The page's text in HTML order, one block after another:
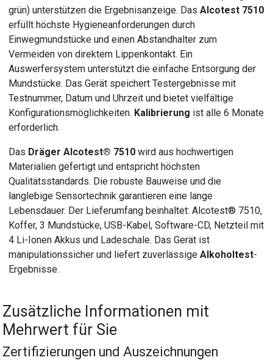
grün) unterstützen die Ergebnisanzeige. DasAlcotest 7510
erfüllt höchste Hygieneanforderungen durch
Einwegmundstücke und einen Abstandhalter zum
Vermeiden von direktem Lippenkontakt. Ein
Auswerfersystem unterstützt die einfache Entsorgung der
Mundstücke. Das Gerät speichert Testergebnisse mit
Testnummer, Datum und Uhrzeit und bietet vielfältige
Konfigurationsmöglichkeiten. Kalibrierung ist alle 6 Monate
erforderlich.
Das Dräger Alcotest® 7510 wird aus hochwertigen
Materialien gefertigt und entspricht höchsten
Qualitätsstandards. Die robuste Bauweise und die
langlebige Sensortechnik garantieren eine lange
Lebensdauer. Der Lieferumfang beinhaltet: Alcotest® 7510,
Koffer, 3 Mundstücke, USB-Kabel, Software-CD, Netzteil mit
4 Li-Ionen Akkus und Ladeschale. Das Gerät ist
manipulationssicher und liefert zuverlässigeAlkoholtest-
Ergebnisse.
Zusätzliche Informationen mit
Mehrwert für Sie
Zertifizierungen und Auszeichnungen